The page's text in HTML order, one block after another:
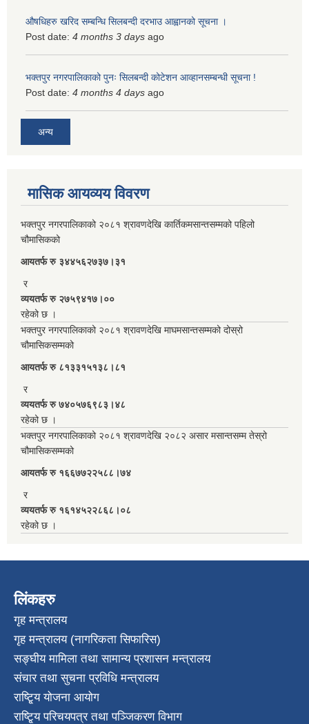
औषधिहरु खरिद सम्बन्धि सिलबन्दी दरभाउ आह्वानको सूचना ।
Post date: 4 months 3 days ago
भक्तपुर नगरपालिकाको पुनः सिलबन्दी कोटेशन आव्हानसम्बन्धी सूचना !
Post date: 4 months 4 days ago
अन्य
मासिक आयव्यय विवरण
भक्तपुर नगरपालिकाको २०८१ श्रावणदेखि कार्तिकमसान्तसम्मको पहिलो
चौमासिकको
आयतर्फ रु‌ ३४४५६२७३७।३१
र
व्ययतर्फ रु २७५९४१७।००
रहेको छ ।
भक्तपुर नगरपालिकाको २०८१ श्रावणदेखि माघमसान्तसम्मको दोस्रो
चौमासिकसम्मको
आयतर्फ रु‌ ८१३३१५१३८।८१
र
व्ययतर्फ रु ७४०५७६९८३।४८
रहेको छ ।
भक्तपुर नगरपालिकाको २०८१ श्रावणदेखि २०८२ असार मसान्तसम्म तेस्रो
चौमासिकसम्मको
आयतर्फ रु‌ १६६७७२२५८८।७४
र
व्ययतर्फ रु १६१४५२२८६८।०८
रहेको छ ।
लिंकहरु
गृह मन्त्रालय
गृह मन्त्रालय (नागरिकता सिफारिस)
सङ्घीय मामिला तथा सामान्य प्रशासन मन्त्रालय
संचार तथा सुचना प्रविधि मन्त्रालय
राष्टि्ृय योजना आयोग
राष्टि्ृय परिचयपत्र तथा पञ्जिकरण विभाग